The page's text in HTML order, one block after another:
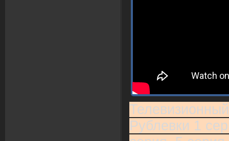
Рублевки 1